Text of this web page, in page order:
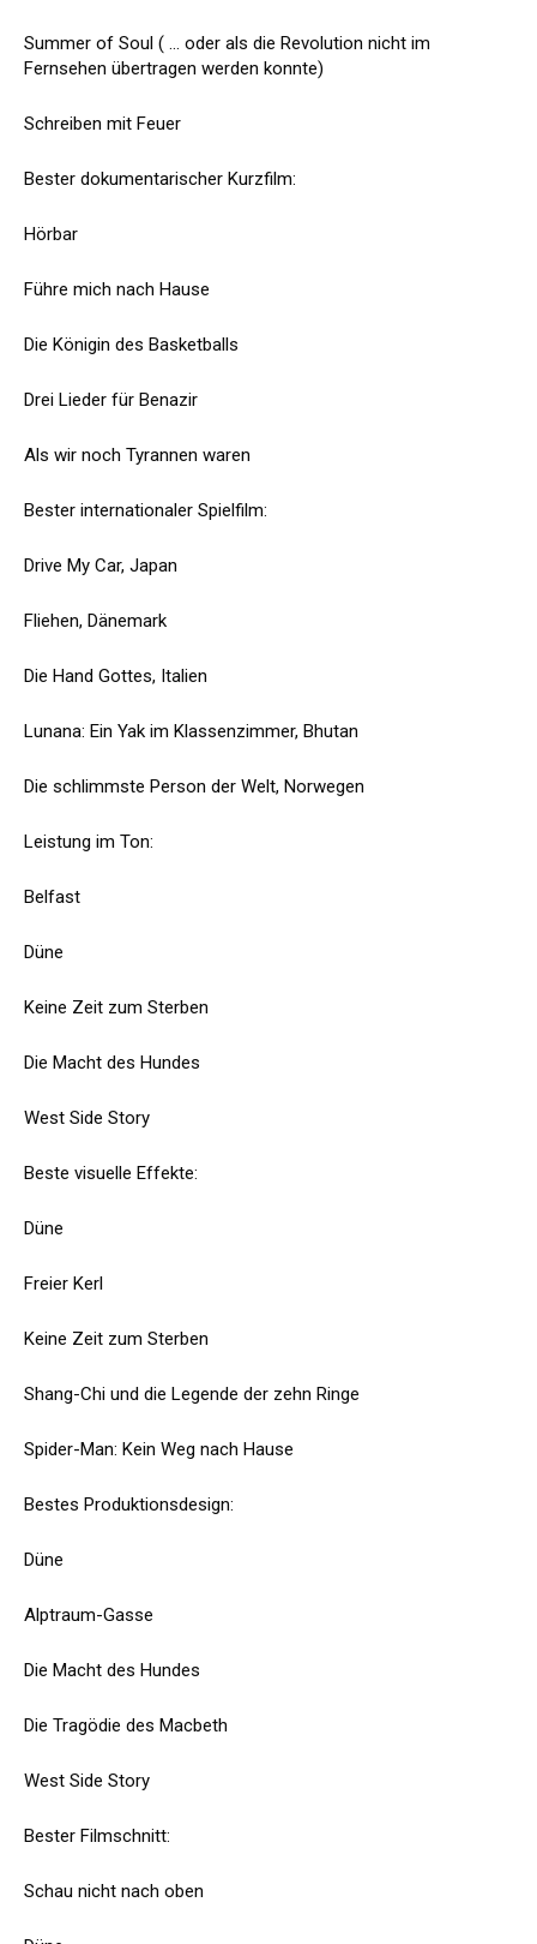
Summer of Soul ( ... oder als die Revolution nicht im
Fernsehen übertragen werden konnte)
Schreiben mit Feuer
Bester dokumentarischer Kurzfilm:
Hörbar
Führe mich nach Hause
Die Königin des Basketballs
Drei Lieder für Benazir
Als wir noch Tyrannen waren
Bester internationaler Spielfilm:
Drive My Car, Japan
Fliehen, Dänemark
Die Hand Gottes, Italien
Lunana: Ein Yak im Klassenzimmer, Bhutan
Die schlimmste Person der Welt, Norwegen
Leistung im Ton:
Belfast
Düne
Keine Zeit zum Sterben
Die Macht des Hundes
West Side Story
Beste visuelle Effekte:
Düne
Freier Kerl
Keine Zeit zum Sterben
Shang-Chi und die Legende der zehn Ringe
Spider-Man: Kein Weg nach Hause
Bestes Produktionsdesign:
Düne
Alptraum-Gasse
Die Macht des Hundes
Die Tragödie des Macbeth
West Side Story
Bester Filmschnitt:
Schau nicht nach oben